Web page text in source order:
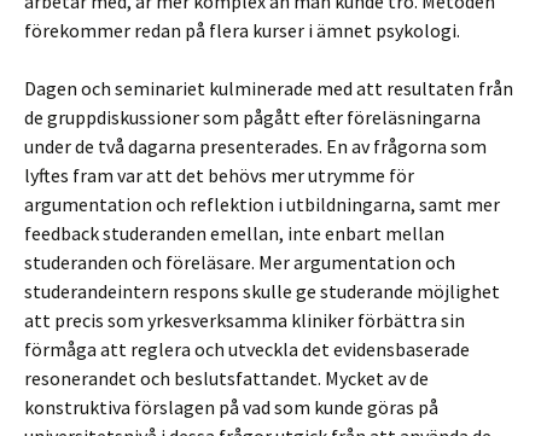
förekommer redan på flera kurser i ämnet psykologi.
Dagen och seminariet kulminerade med att resultaten från
de gruppdiskussioner som pågått efter föreläsningarna
under de två dagarna presenterades. En av frågorna som
lyftes fram var att det behövs mer utrymme för
argumentation och reflektion i utbildningarna, samt mer
feedback studeranden emellan, inte enbart mellan
studeranden och föreläsare. Mer argumentation och
studerandeintern respons skulle ge studerande möjlighet
att precis som yrkesverksamma kliniker förbättra sin
förmåga att reglera och utveckla det evidensbaserade
resonerandet och beslutsfattandet. Mycket av de
konstruktiva förslagen på vad som kunde göras på